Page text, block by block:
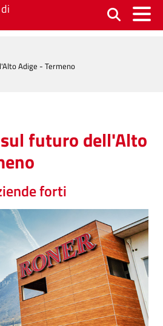
Adige - Termeno
futuro dell'Alto
forti